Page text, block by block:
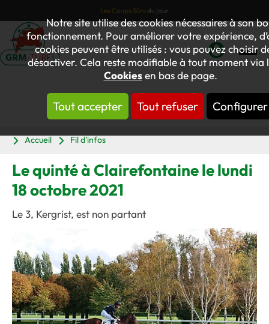
Notre site utilise des cookies nécessaires à son
fonctionnement. Pour améliorer votre expérience,
cookies peuvent être utilisés : vous pouvez choisir
désactiver. Cela reste modifiable à tout moment via
Cookiesen bas de page.
Tout accepter Tout refuser Configurer
Les Coups Sûrs du jour
Mon
compte
Accueil
Fil d'infos
Le quinté à Clairefontaine le lundi
18 octobre 2021
Le 3, Kergrist, est non partant